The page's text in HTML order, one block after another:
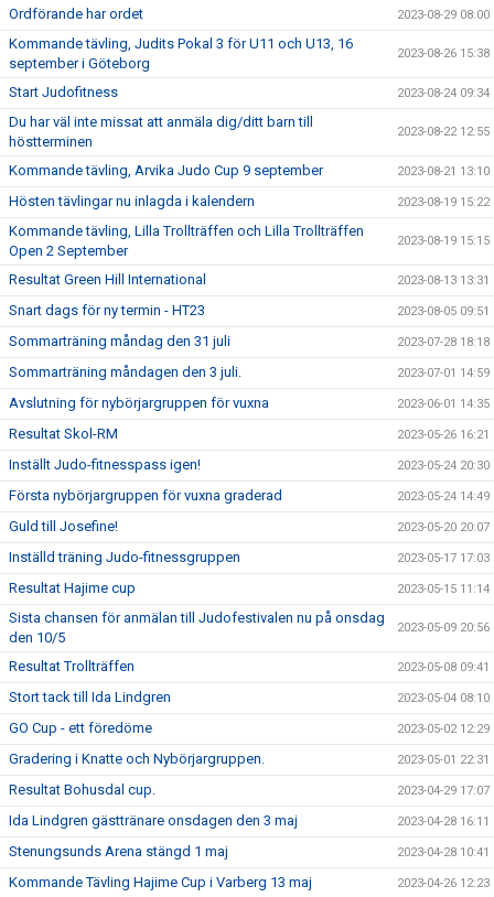
Ordförande har ordet 2023-08-29 08:00
Kommande tävling, Judits Pokal 3 för U11 och U13, 16
september i Göteborg
2023-08-26 15:38
Start Judofitness 2023-08-24 09:34
Du har väl inte missat att anmäla dig/ditt barn till
höstterminen
2023-08-22 12:55
Kommande tävling, Arvika Judo Cup 9 september 2023-08-21 13:10
Hösten tävlingar nu inlagda i kalendern 2023-08-19 15:22
Kommande tävling, Lilla Trollträffen och Lilla Trollträffen
Open 2 September
2023-08-19 15:15
Resultat Green Hill International 2023-08-13 13:31
Snart dags för ny termin - HT23 2023-08-05 09:51
Sommarträning måndag den 31 juli 2023-07-28 18:18
Sommarträning måndagen den 3 juli. 2023-07-01 14:59
Avslutning för nybörjargruppen för vuxna 2023-06-01 14:35
Resultat Skol-RM 2023-05-26 16:21
Inställt Judo-fitnesspass igen! 2023-05-24 20:30
Första nybörjargruppen för vuxna graderad 2023-05-24 14:49
Guld till Josefine! 2023-05-20 20:07
Inställd träning Judo-fitnessgruppen 2023-05-17 17:03
Resultat Hajime cup 2023-05-15 11:14
Sista chansen för anmälan till Judofestivalen nu på onsdag
den 10/5
2023-05-09 20:56
Resultat Trollträffen 2023-05-08 09:41
Stort tack till Ida Lindgren 2023-05-04 08:10
GO Cup - ett föredöme 2023-05-02 12:29
Gradering i Knatte och Nybörjargruppen. 2023-05-01 22:31
Resultat Bohusdal cup. 2023-04-29 17:07
Ida Lindgren gästtränare onsdagen den 3 maj 2023-04-28 16:11
Stenungsunds Arena stängd 1 maj 2023-04-28 10:41
Kommande Tävling Hajime Cup i Varberg 13 maj 2023-04-26 12:23